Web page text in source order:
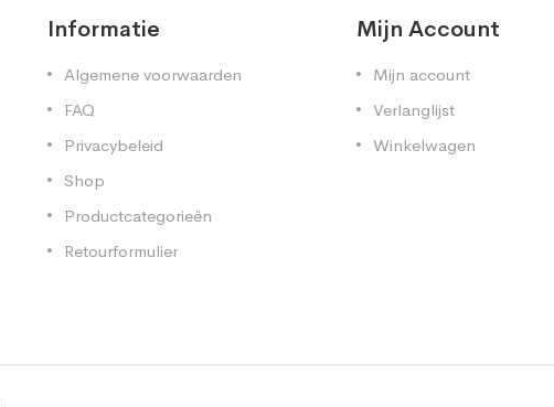
Informatie
Algemene voorwaarden
FAQ
Privacybeleid
Shop
Productcategorieën
Retourformulier
Mijn Account
Mijn account
Verlanglijst
Winkelwagen